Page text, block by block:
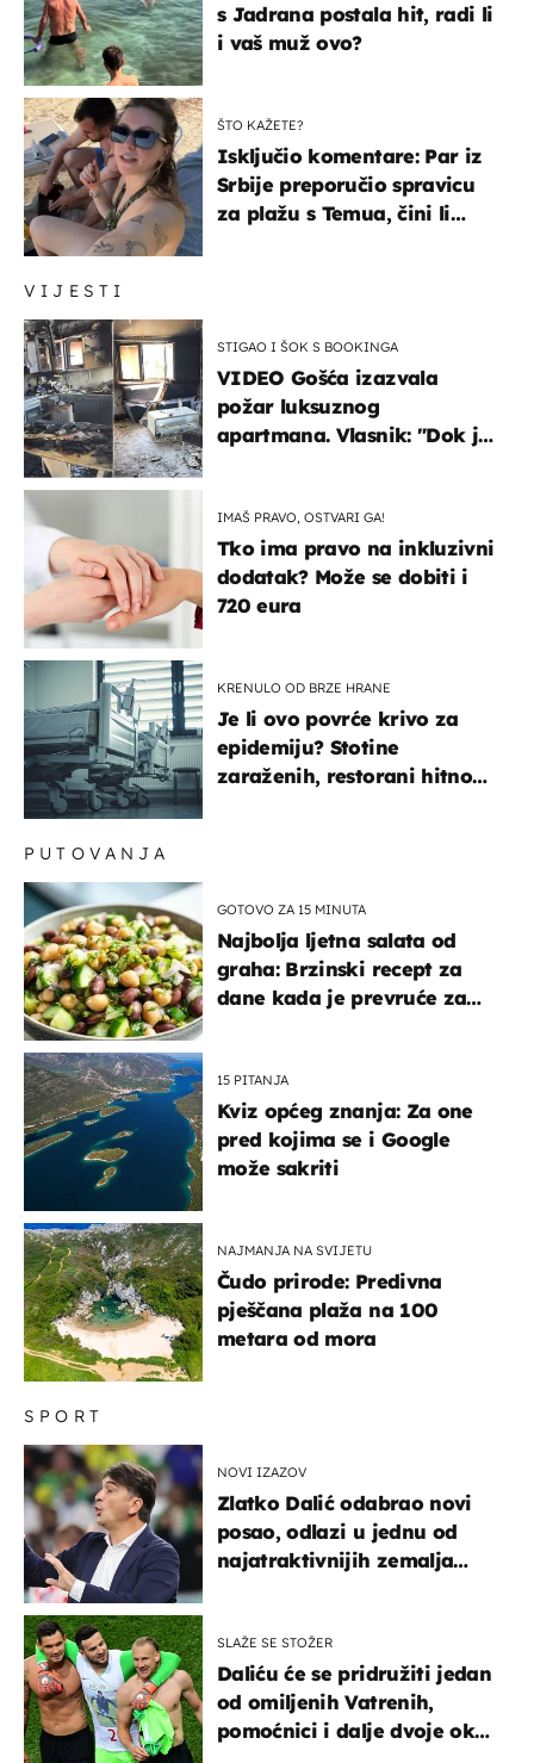
VIJESTI
STIGAO I ŠOK S BOOKINGA
VIDEO Gošća izazvala
požar luksuznog
apartmana. Vlasnik: "Dok je
IMAŠ PRAVO, OSTVARI GA!
Tko ima pravo na inkluzivni
dodatak? Može se dobiti i
720 eura
KRENULO OD BRZE HRANE
Je li ovo povrće krivo za
epidemiju? Stotine
zaraženih, restorani hitno
s Jadrana postala hit, radi li
i vaš muž ovo?
ŠTO KAŽETE?
Isključio komentare: Par iz
Srbije preporučio spravicu
za plažu s Temua, čini li
SPORT
NOVI IZAZOV
Zlatko Dalić odabrao novi
posao, odlazi u jednu od
najatraktivnijih zemalja
SLAŽE SE STOŽER
Daliću će se pridružiti jedan
od omiljenih Vatrenih,
pomoćnici i dalje dvoje oko
PUTOVANJA
GOTOVO ZA 15 MINUTA
Najbolja ljetna salata od
graha: Brzinski recept za
dane kada je prevruće za
15 PITANJA
Kviz općeg znanja: Za one
pred kojima se i Google
može sakriti
NAJMANJA NA SVIJETU
Čudo prirode: Predivna
pješčana plaža na 100
metara od mora